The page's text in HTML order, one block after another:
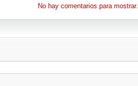
No hay comentarios para mostrar.